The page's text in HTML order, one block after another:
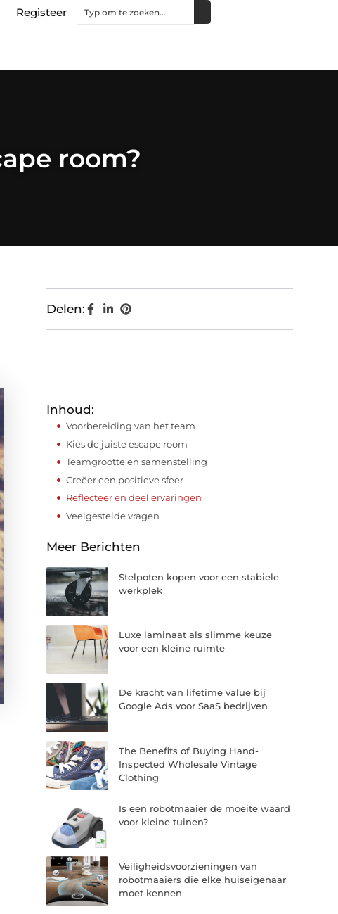
Registeer
room?
Delen:
Inhoud:
Voorbereiding van het team
Kies de juiste escape room
Teamgrootte en samenstelling
Creëer een positieve sfeer
Reflecteer en deel ervaringen
Veelgestelde vragen
Meer Berichten
Stelpoten kopen voor een stabiele
werkplek
Luxe laminaat als slimme keuze
voor een kleine ruimte
De kracht van lifetime value bij
Google Ads voor SaaS bedrijven
The Benefits of Buying Hand-
Inspected Wholesale Vintage
Clothing
Is een robotmaaier de moeite waard
voor kleine tuinen?
Veiligheidsvoorzieningen van
robotmaaiers die elke huiseigenaar
moet kennen